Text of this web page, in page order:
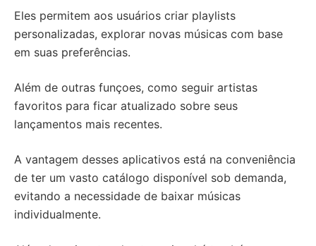
Eles permitem aos usuários criar playlists
personalizadas, explorar novas músicas com base
em suas preferências.
Além de outras funçoes, como seguir artistas
favoritos para ficar atualizado sobre seus
lançamentos mais recentes.
A vantagem desses aplicativos está na conveniência
de ter um vasto catálogo disponível sob demanda,
evitando a necessidade de baixar músicas
individualmente.